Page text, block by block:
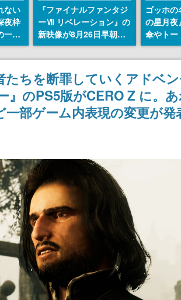
ない
夜枠
一部
薬物
も含
わ
『ファイナルファンタジ
ーⅦ リベレーション』の
新映像が8月26日早朝に
公開へ。『FF7』リメイ
クシリーズの完結編、
「gamescom」のオープ
ニングナイトライブにて
ディレクターの浜口直樹
氏が登壇する予定
ゴッホの
の星月夜
傘やトー
登場。8
日間限定
たちを断罪していくアドベ
』のPS5版がCERO Z に。
部ゲーム内表現の変更が発